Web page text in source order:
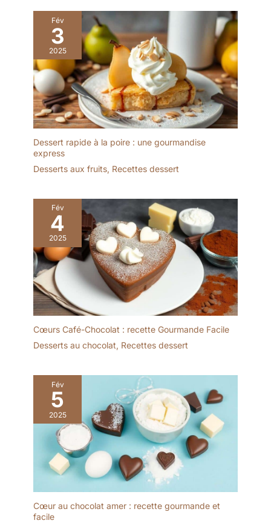
ou scolaires, les
carnavals, les fêtes
d'anniversaire, les
festivals divers, les baby
showers et les mariages.
☺Wide Applications -
Nos gobelets à collation
sont parfaits pour la
crème glacée, les
glacés, les desserts
cocktails, les gâteaux, les
fromage, etc. Parfaites
pour une utilisation en
été.
apportent une touche
élégante aux brunchs,
goûters, dîners et tables
de fête. Format compact
de 180 ml - Chaque bol à
dessert mesure environ
8,8 cm de diamètre et 7,8
cm de hauteur, avec une
base d’environ 7,8 cm.
Une taille élégante pour
servir des desserts
la table. Verre
en verre clair avec une
paroi épaissie, ces
coupelles mettent en
valeur les couches de
crème, fruits, chocolat
ou coulis. Le verre sans
plomb est adapté au
service quotidien comme
aux moments plus
précieux. Polyvalentes
pour sucré et salé -
Idéales comme coupes à
apéritives ou coupelles
pour cocktail de
crevettes. Compatibles
lave-vaisselle, elles
accompagnent
facilement repas de
famille, anniversaires,
Noël et soirées entre
amis.
Fév
3
2025
Dessert rapide à la poire : une gourmandise
express
Desserts aux fruits, Recettes dessert
Fév
4
2025
Cœurs Café-Chocolat : recette Gourmande Facile
Desserts au chocolat, Recettes dessert
Fév
5
2025
Cœur au chocolat amer : recette gourmande et
facile